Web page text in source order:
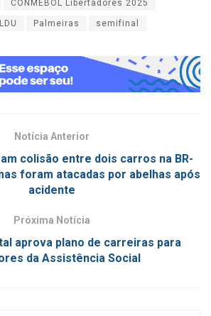
CONMEBOL Libertadores 2025
LDU Palmeiras semifinal
Notícia Anterior
colisão entre dois carros na BR-
foram atacadas por abelhas após
acidente
Próxima Notícia
aprova plano de carreiras para
da Assistência Social